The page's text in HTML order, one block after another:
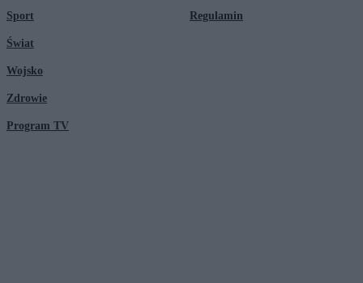
Sport
Świat
Wojsko
Zdrowie
Program TV
Regulamin